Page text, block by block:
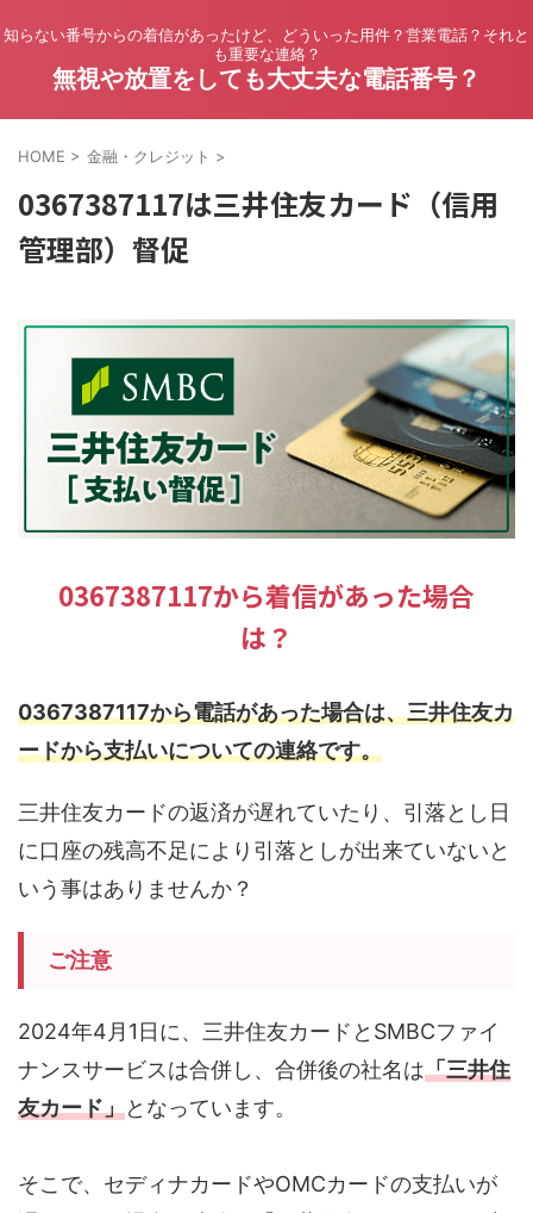
知らない番号からの着信があったけど、どういった用件？営業電話？それと
も重要な連絡？
無視や放置をしても大丈夫な電話番号？
HOME > 金融・クレジット >
0367387117は三井住友カード（信用
管理部）督促
0367387117から着信があった場合
は？
0367387117から電話があった場合は、三井住友カ
ードから支払いについての連絡です。
三井住友カードの返済が遅れていたり、引落とし日
に口座の残高不足により引落としが出来ていないと
いう事はありませんか？
ご注意
2024年4月1日に、三井住友カードとSMBCファイ
ナンスサービスは合併し、合併後の社名は「三井住
友カード」となっています。
そこで、セディナカードやOMCカードの支払いが